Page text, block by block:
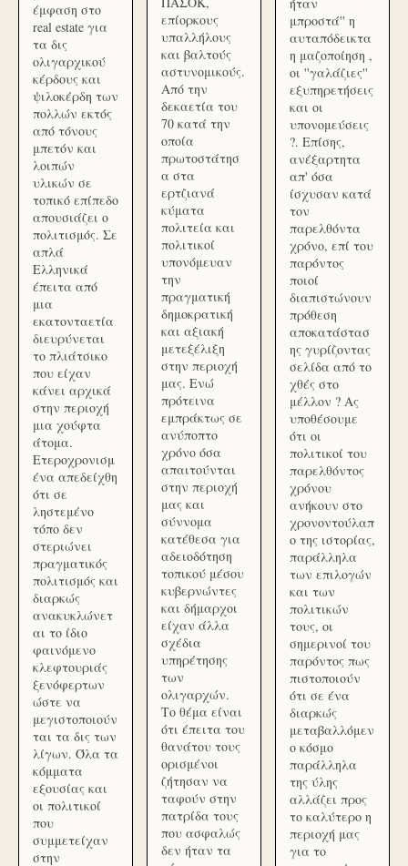
έμφαση στο
real estate για
τα δις
ολιγαρχικού
κέρδους και
ψιλοκέρδη των
πολλών εκτός
από τόνους
μπετόν και
λοιπών
υλικών σε
τοπικό επίπεδο
απουσιάζει ο
πολιτισμός. Σε
απλά
Ελληνικά
έπειτα από
μια
εκατονταετία
διευρύνεται
το πλιάτσικο
που είχαν
κάνει αρχικά
στην περιοχή
μια χούφτα
άτομα.
Ετεροχρονισμ
ένα απεδείχθη
ότι σε
ληστεμένο
τόπο δεν
στεριώνει
πραγματικός
πολιτισμός και
διαρκώς
ανακυκλώνετ
αι το ίδιο
φαινόμενο
κλεφτουριάς
ξενόφερτων
ώστε να
μεγιστοποιούν
ται τα δις των
λίγων. Όλα τα
κόμματα
εξουσίας και
οι πολιτικοί
που
συμμετείχαν
στην
επίορκους
υπαλλήλους
και βαλτούς
αστυνομικούς.
Από την
δεκαετία του
70 κατά την
οποία
πρωτοστάτησ
α στα
ερτζιανά
κύματα
πολιτεία και
πολιτικοί
υπονόμευαν
την
πραγματική
δημοκρατική
και αξιακή
μετεξέλιξη
στην περιοχή
μας. Ενώ
πρότεινα
εμπράκτως σε
ανύποπτο
χρόνο όσα
απαιτούνται
στην περιοχή
μας και
σύννομα
κατέθεσα για
αδειοδότηση
τοπικού μέσου
κυβερνώντες
και δήμαρχοι
είχαν άλλα
σχέδια
υπηρέτησης
των
ολιγαρχών.
Το θέμα είναι
ότι έπειτα του
θανάτου τους
ορισμένοι
ζήτησαν να
ταφούν στην
πατρίδα τους
που ασφαλώς
δεν ήταν τα
μπροστά'' η
αυταπόδεικτα
η μαζοποίηση ,
οι ''γαλάζιες''
εξυπηρετήσεις
και οι
υπονομεύσεις
?. Επίσης,
ανέξαρτητα
απ' όσα
ίσχυσαν κατά
τον
παρελθόντα
χρόνο, επί του
παρόντος
ποιοί
διαπιστώνουν
πρόθεση
αποκατάστασ
ης γυρίζοντας
σελίδα από το
χθές στο
μέλλον ? Ας
υποθέσουμε
ότι οι
πολιτικοί του
παρελθόντος
χρόνου
ανήκουν στο
χρονοντούλαπ
ο της ιστορίας,
παράλληλα
των επιλογών
και των
πολιτικών
τους, οι
σημερινοί του
παρόντος πως
πιστοποιούν
ότι σε ένα
διαρκώς
μεταβαλλόμεν
ο κόσμο
παράλληλα
της ύλης
αλλάζει προς
το καλύτερο η
περιοχή μας
για το